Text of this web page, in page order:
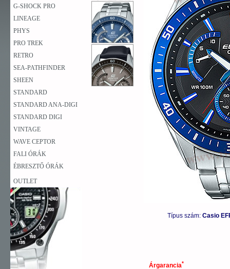
G-SHOCK PRO
LINEAGE
PHYS
PRO TREK
RETRO
SEA-PATHFINDER
SHEEN
STANDARD
STANDARD ANA-DIGI
STANDARD DIGI
VINTAGE
WAVE CEPTOR
FALI ÓRÁK
ÉBRESZTŐ ÓRÁK
OUTLET
Típus szám: Casio
Árgarancia*